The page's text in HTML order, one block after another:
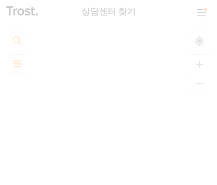
상담센터 찾기